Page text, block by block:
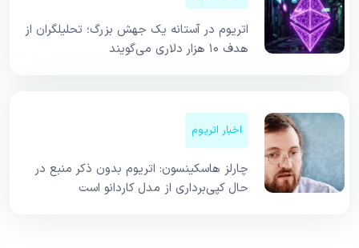
اتریوم در آستانه یک جهش بزرگ؛ تحلیلگران از
هدف ۱۰ هزار دلاری می‌گویند
اخبار اتریوم
چارلز هاسکینسون: اتریوم بدون ذکر منبع در
حال کپی‌برداری از مدل کاردانو است